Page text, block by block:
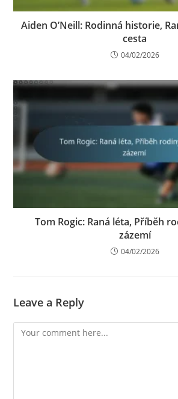
Aiden O’Neill: Rodinná historie,
cesta
04/02/2026
Tom Rogic: Raná léta, Příběh
zázemí
04/02/2026
Leave a Reply
Comment